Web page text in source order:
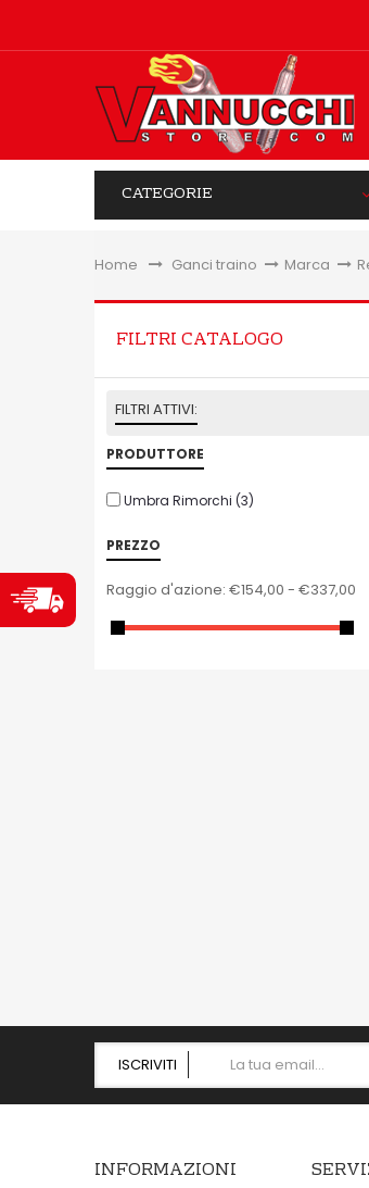
CATEGORIE
Home &gt;Ganci traino > Marca >
FILTRI CATALOGO
FILTRI ATTIVI:
PRODUTTORE
Umbra Rimorchi (3)
PREZZO
Raggio d'azione: €154,00 - €337,00
ISCRIVITI
INFORMAZIONI